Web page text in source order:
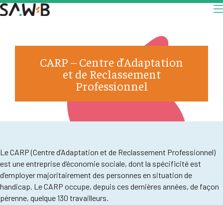
CARP – Centre d’Adaptation
et de Reclassement
Professionnel
Le CARP (Centre d’Adaptation et de Reclassement Professionnel)
est une entreprise d’économie sociale, dont la spécificité est
d’employer majoritairement des personnes en situation de
handicap. Le CARP occupe, depuis ces dernières années, de façon
pérenne, quelque 130 travailleurs.